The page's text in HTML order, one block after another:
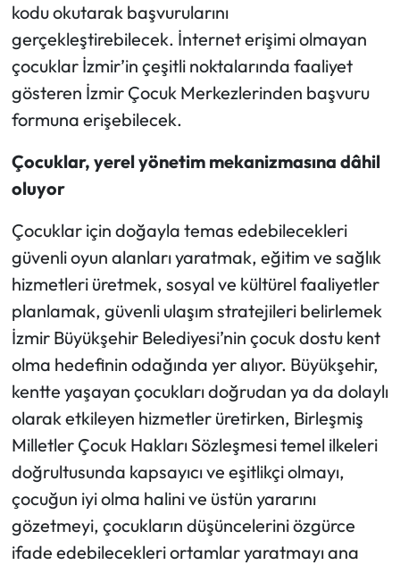
kodu okutarak başvurularını
gerçekleştirebilecek. İnternet erişimi olmayan
çocuklar İzmir’in çeşitli noktalarında faaliyet
gösteren İzmir Çocuk Merkezlerinden başvuru
formuna erişebilecek.
Çocuklar, yerel yönetim mekanizmasına dâhil
oluyor
Çocuklar için doğayla temas edebilecekleri
güvenli oyun alanları yaratmak, eğitim ve sağlık
hizmetleri üretmek, sosyal ve kültürel faaliyetler
planlamak, güvenli ulaşım stratejileri belirlemek
İzmir Büyükşehir Belediyesi’nin çocuk dostu kent
olma hedefinin odağında yer alıyor. Büyükşehir,
kentte yaşayan çocukları doğrudan ya da dolaylı
olarak etkileyen hizmetler üretirken, Birleşmiş
Milletler Çocuk Hakları Sözleşmesi temel ilkeleri
doğrultusunda kapsayıcı ve eşitlikçi olmayı,
çocuğun iyi olma halini ve üstün yararını
gözetmeyi, çocukların düşüncelerini özgürce
ifade edebilecekleri ortamlar yaratmayı ana